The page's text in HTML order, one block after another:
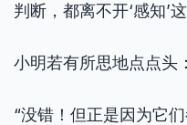
判断，都离不开‘感知’
小明若有所思地点点头
“没错！但正是因为它